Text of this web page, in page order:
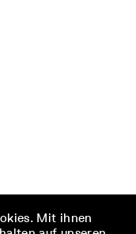
Mit ihnen